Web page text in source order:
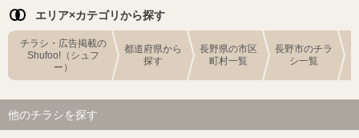
エリア×カテゴリから探す
チラシ・広告掲載の
Shufoo!（シュフ
ー）
都道府県から
探す
長野県の市区
町村一覧
長野市のチラ
シ一覧
他のチラシを探す